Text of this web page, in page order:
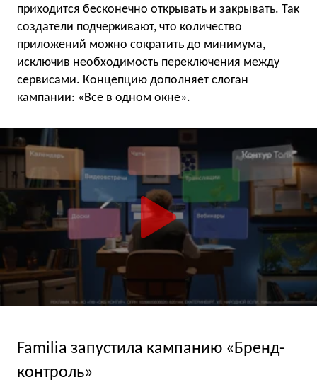
приходится бесконечно открывать и закрывать. Так
создатели подчеркивают, что количество
приложений можно сократить до минимума,
исключив необходимость переключения между
сервисами. Концепцию дополняет слоган
кампании: «Все в одном окне».
Familia запустила кампанию «Бренд-
контроль»